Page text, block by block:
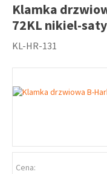
Klamka
72KL nikiel-
KL-HR-131
Cena: